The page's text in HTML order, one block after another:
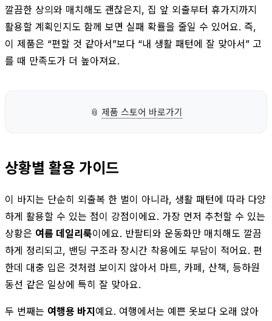
깔끔한 상의와 매치해도 괜찮은지, 집 앞 외출부터 휴가지까지
활용할 계획인지도 함께 보면 실패 확률을 줄일 수 있어요. 즉,
이 제품은 “편할 것 같아서”보다 “내 생활 패턴에 잘 맞아서” 고
를 때 만족도가 더 높아져요.
📎 제품 스토어 바로가기
상황별 활용 가이드
이 바지는 단순히 외출복 한 벌이 아니라, 생활 패턴에 따라 다양
하게 활용할 수 있는 점이 강점이에요. 가장 먼저 추천할 수 있는
상황은 여름 데일리룩이에요. 반팔티와 운동화만 매치해도 깔끔
하게 정리되고, 밴딩 구조라 장시간 착용에도 부담이 적어요. 편
한데 대충 입은 것처럼 보이지 않아서 마트, 카페, 산책, 등하원
동선 같은 일상에 특히 잘 맞아요.
두 번째는 여행용 바지 예요. 여행에서는 예쁜 옷보다 오래 앉아